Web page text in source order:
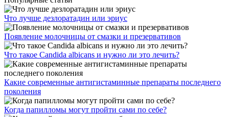
Что лучше дезлоратадин или эриус
Появление молочницы от смазки и презервативов
Что такое Candida albicans и нужно ли это лечить?
Какие современные антигистаминные препараты последнего
поколения
Когда папилломы могут пройти сами по себе?